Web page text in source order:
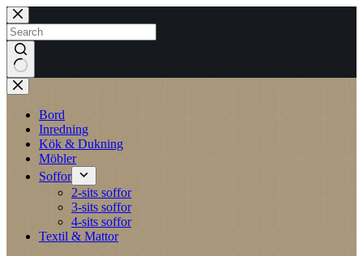
Bord
Inredning
Kök & Dukning
Möbler
Soffor
2-sits soffor
3-sits soffor
4-sits soffor
Textil & Mattor